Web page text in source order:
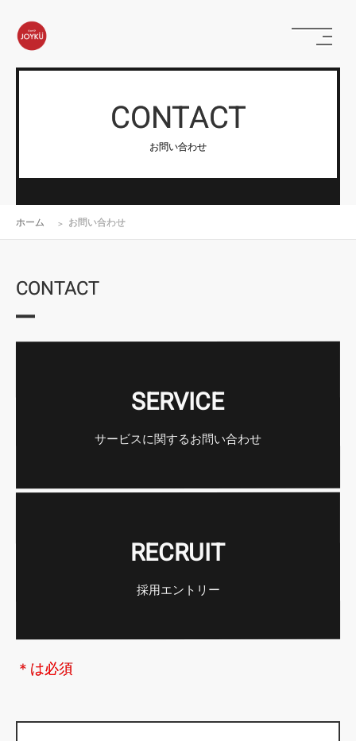
CONTACT
お問い合わせ
ホーム お問い合わせ
CONTACT
SERVICE
サービスに関するお問い合わせ
RECRUIT
採用エントリー
＊は必須